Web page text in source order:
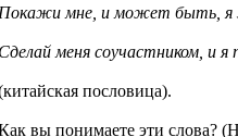
Покажи мне, и может быть, я
Сделай меня соучастником, и я
пословица).
вы понимаете эти слова?